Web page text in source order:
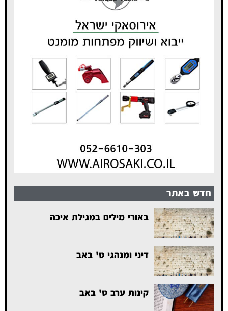
חדש באתר
באורי מילים במגילת איכה
דיני ומנהגי ט' באב
קינות ערב ט' באב